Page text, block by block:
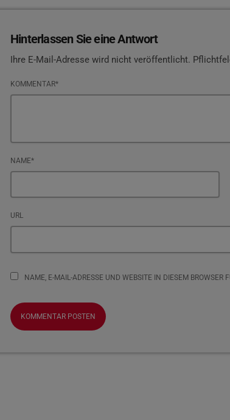
Hinterlassen Sie eine Antwort
Ihre E-Mail-Adresse wird nicht veröffentlicht.
KOMMENTAR*
NAME*
URL
NAME, E-MAIL-ADRESSE UND WEBSITE IN DIESEM